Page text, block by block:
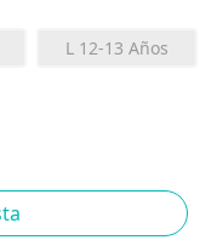
L 12-13 Años